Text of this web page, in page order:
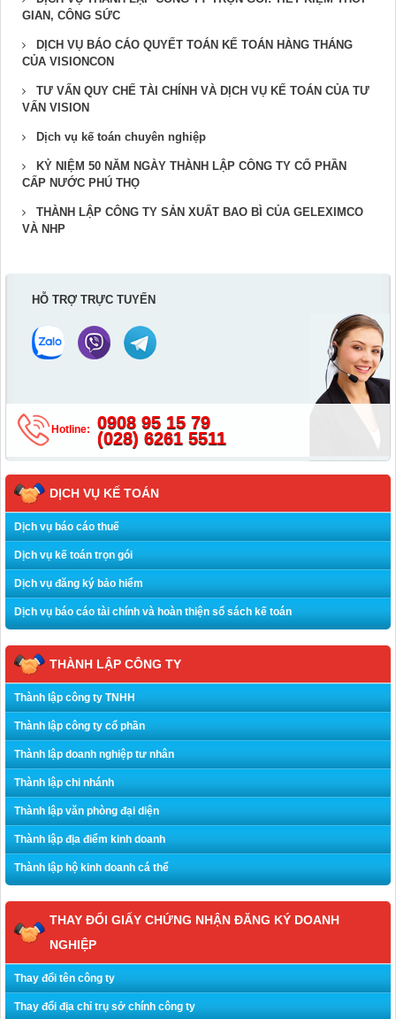
GIAN, CÔNG SỨC
DỊCH VỤ BÁO CÁO QUYẾT TOÁN KẾ TOÁN HÀNG THÁNG
CỦA VISIONCON
TƯ VẤN QUY CHẾ TÀI CHÍNH VÀ DỊCH VỤ KẾ TOÁN CỦA TƯ
VẤN VISION
Dịch vụ kế toán chuyên nghiệp
KỶ NIỆM 50 NĂM NGÀY THÀNH LẬP CÔNG TY CỔ PHẦN
CẤP NƯỚC PHÚ THỌ
THÀNH LẬP CÔNG TY SẢN XUẤT BAO BÌ CỦA GELEXIMCO
VÀ NHP
HỖ TRỢ TRỰC TUYẾN
Hotline:
0908 95 15 79
(028) 6261 5511
DỊCH VỤ KẾ TOÁN
Dịch vụ báo cáo thuế
Dịch vụ kế toán trọn gói
Dịch vụ đăng ký bảo hiểm
Dịch vụ báo cáo tài chính và hoàn thiện sổ sách kế toán
THÀNH LẬP CÔNG TY
Thành lập công ty TNHH
Thành lập công ty cổ phần
Thành lập doanh nghiệp tư nhân
Thành lập chi nhánh
Thành lập văn phòng đại diện
Thành lập địa điểm kinh doanh
Thành lập hộ kinh doanh cá thể
THAY ĐỔI GIẤY CHỨNG NHẬN ĐĂNG KÝ DOANH
NGHIỆP
Thay đổi tên công ty
Thay đổi địa chỉ trụ sở chính công ty